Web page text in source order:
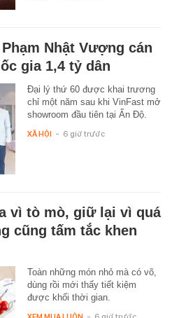
Nhật Vượng cán
gia 1,4 tỷ dân
Đại lý thứ 60 được khai trương
chỉ một năm sau khi VinFast mở
showroom đầu tiên tại Ấn Độ.
XÃ HỘI - 6 giờ trước
vì tò mò, giữ lại vì quá
cũng tấm tắc khen
Toàn những món nhỏ mà có võ,
dùng rồi mới thấy tiết kiệm
được khối thời gian.